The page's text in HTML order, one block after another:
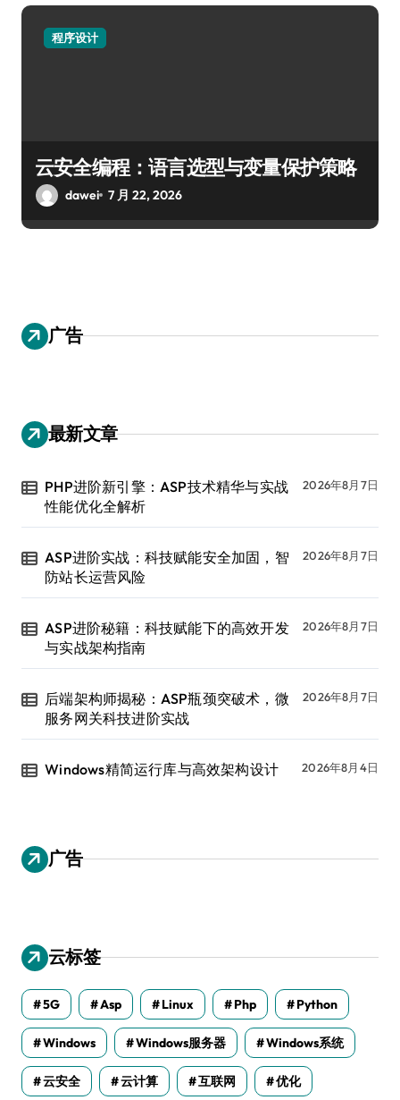
程序设计
云安全编程：语言选型与变量保护策略
dawei 7 月 22, 2026
广告
最新文章
PHP进阶新引擎：ASP技术精华与实战
性能优化全解析
2026年8月7日
ASP进阶实战：科技赋能安全加固，智
防站长运营风险
2026年8月7日
ASP进阶秘籍：科技赋能下的高效开发
与实战架构指南
2026年8月7日
后端架构师揭秘：ASP瓶颈突破术，微
服务网关科技进阶实战
2026年8月7日
Windows精简运行库与高效架构设计 2026年8月4日
广告
云标签
5G Asp Linux Php Python
Windows Windows服务器 Windows系统
云安全 云计算 互联网 优化